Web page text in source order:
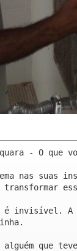
- O
nas suas
é invisível. A
que